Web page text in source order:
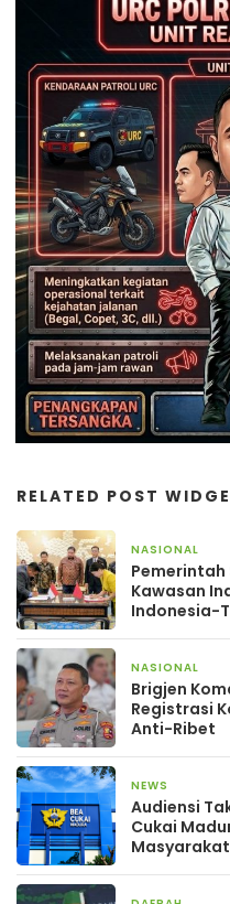
RELATED POST
NASIONAL
Kawasan
Indonesia-
NASIONAL
Brigjen
Registrasi
Anti-Ribet
NEWS
Audiensi
Cukai
Masyarakat